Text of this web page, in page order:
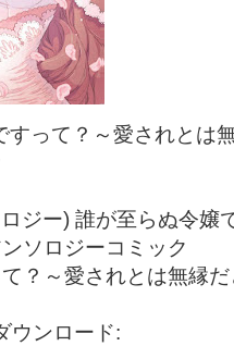
すって？～愛されとは
ジー) 誰が至らぬ令嬢
ソロジーコミック
？～愛されとは無縁
ウンロード: